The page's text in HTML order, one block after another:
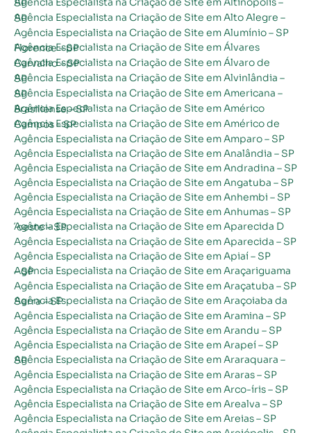
Agência Especialista na Criação de Site em Altinópolis – SP
Agência Especialista na Criação de Site em Alto Alegre – SP
Agência Especialista na Criação de Site em Alumínio – SP
Agência Especialista na Criação de Site em Álvares Florence – SP
Agência Especialista na Criação de Site em Álvaro de Carvalho – SP
Agência Especialista na Criação de Site em Alvinlândia – SP
Agência Especialista na Criação de Site em Americana – SP
Agência Especialista na Criação de Site em Américo Brasiliense – SP
Agência Especialista na Criação de Site em Américo de Campos – SP
Agência Especialista na Criação de Site em Amparo – SP
Agência Especialista na Criação de Site em Analândia – SP
Agência Especialista na Criação de Site em Andradina – SP
Agência Especialista na Criação de Site em Angatuba – SP
Agência Especialista na Criação de Site em Anhembi – SP
Agência Especialista na Criação de Site em Anhumas – SP
Agência Especialista na Criação de Site em Aparecida D´oeste – SP
Agência Especialista na Criação de Site em Aparecida – SP
Agência Especialista na Criação de Site em Apiaí – SP
Agência Especialista na Criação de Site em Araçariguama – SP
Agência Especialista na Criação de Site em Araçatuba – SP
Agência Especialista na Criação de Site em Araçoiaba da Serra – SP
Agência Especialista na Criação de Site em Aramina – SP
Agência Especialista na Criação de Site em Arandu – SP
Agência Especialista na Criação de Site em Arapeí – SP
Agência Especialista na Criação de Site em Araraquara – SP
Agência Especialista na Criação de Site em Araras – SP
Agência Especialista na Criação de Site em Arco-íris – SP
Agência Especialista na Criação de Site em Arealva – SP
Agência Especialista na Criação de Site em Areias – SP